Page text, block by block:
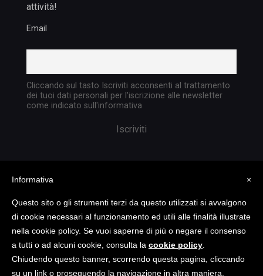
attività!
Email
Cliccando sul tasto Iscriviti acconsenti al trattamento
dei tuoi dati personali per l'iscrizione alle newsletter
come indicato sull'informativa
Copyright @ 2023 TATTICA S.R.L. | All rights
reserved | P.I. 05903351004
×
Informativa
Questo sito o gli strumenti terzi da questo utilizzati si avvalgono
di cookie necessari al funzionamento ed utili alle finalità illustrate
nella cookie policy. Se vuoi saperne di più o negare il consenso
a tutti o ad alcuni cookie, consulta la cookie policy
Chiudendo questo banner, scorrendo questa pagina, cliccando
su un link o proseguendo la navigazione in altra maniera,